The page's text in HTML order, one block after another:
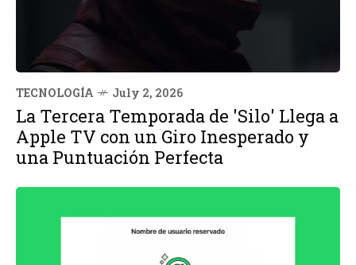
TECNOLOGÍA July 2, 2026
La Tercera Temporada de 'Silo' Llega a
Apple TV con un Giro Inesperado y
una Puntuación Perfecta